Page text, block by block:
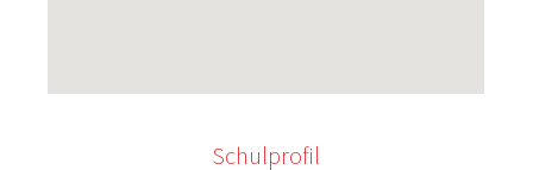
Schulprofil